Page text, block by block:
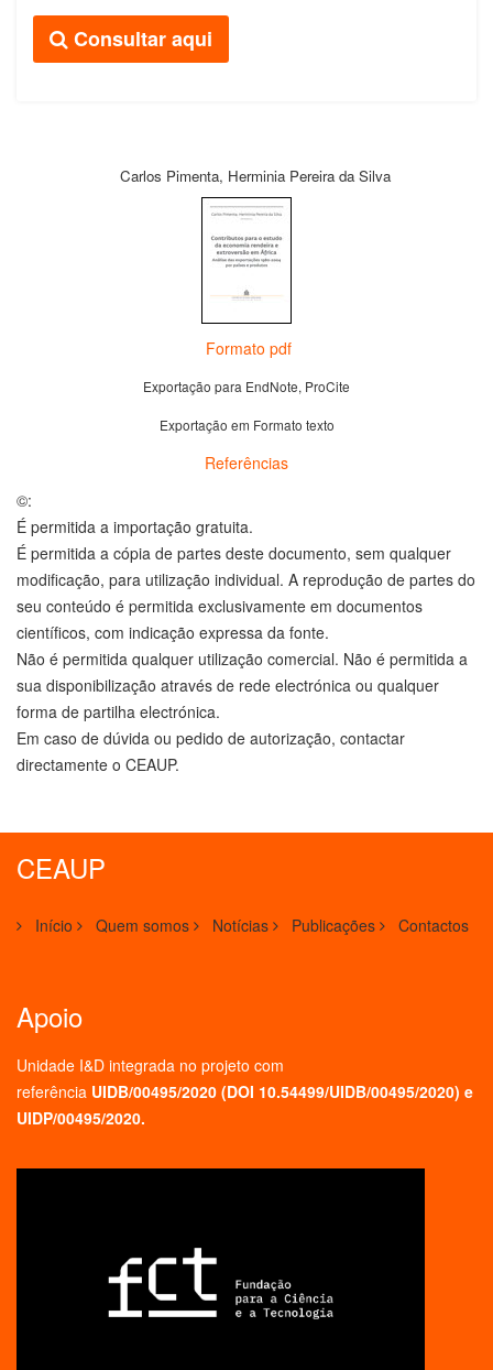
Consultar aqui
Carlos Pimenta, Herminia Pereira da Silva
Formato pdf
Exportação para EndNote, ProCite
Exportação em Formato texto
Referências
©:
É permitida a importação gratuita.
É permitida a cópia de partes deste documento, sem qualquer
modificação, para utilização individual. A reprodução de partes do
seu conteúdo é permitida exclusivamente em documentos
científicos, com indicação expressa da fonte.
Não é permitida qualquer utilização comercial. Não é permitida a
sua disponibilização através de rede electrónica ou qualquer
forma de partilha electrónica.
Em caso de dúvida ou pedido de autorização, contactar
directamente o CEAUP.
CEAUP
Início Quem somos Notícias Publicações Contactos
Apoio
Unidade I&D integrada no projeto com
referência UIDB/00495/2020 (DOI 10.54499/UIDB/00495/2020) e
UIDP/00495/2020.